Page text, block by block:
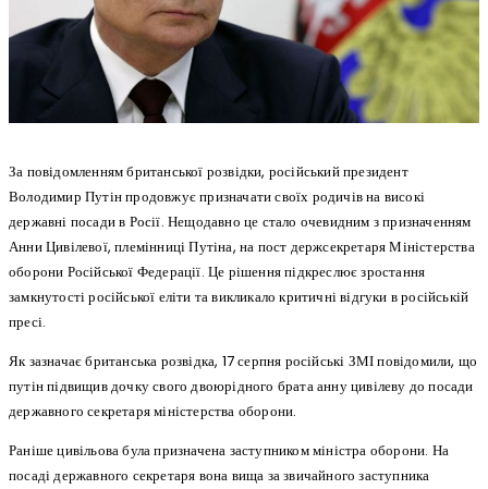
За повідомленням британської розвідки, російський президент
Володимир Путін продовжує призначати своїх родичів на високі
державні посади в Росії. Нещодавно це стало очевидним з призначенням
Анни Цивілевої, племінниці Путіна, на пост держсекретаря Міністерства
оборони Російської Федерації. Це рішення підкреслює зростання
замкнутості російської еліти та викликало критичні відгуки в російській
пресі.
Як зазначає британська розвідка, 17 серпня російські ЗМІ повідомили, що
путін підвищив дочку свого двоюрідного брата анну цивілеву до посади
державного секретаря міністерства оборони.
Раніше цивільова була призначена заступником міністра оборони. На
посаді державного секретаря вона вища за звичайного заступника